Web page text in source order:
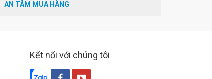
AN TÂM MUA HÀNG
Kết nối với chúng tôi